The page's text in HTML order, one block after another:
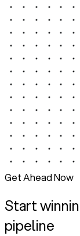
Get Ahead Now
Start
pipeline